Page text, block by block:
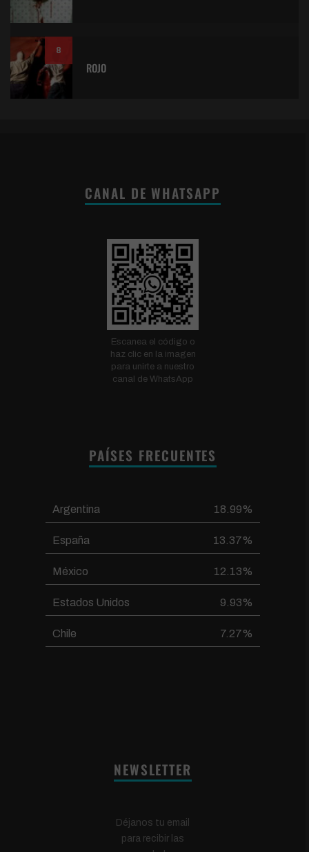
8
ROJO
CANAL DE WHATSAPP
Escanea el código o
haz clic en la imagen
para unirte a nuestro
canal de WhatsApp
PAÍSES FRECUENTES
Argentina 18.99%
España 13.37%
México 12.13%
Estados Unidos 9.93%
Chile 7.27%
NEWSLETTER
Déjanos tu email
para recibir las